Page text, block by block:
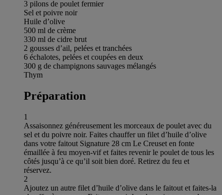
3 pilons de poulet fermier
Sel et poivre noir
Huile d’olive
500 ml de crème
330 ml de cidre brut
2 gousses d’ail, pelées et tranchées
6 échalotes, pelées et coupées en deux
300 g de champignons sauvages mélangés
Thym
Préparation
1
Assaisonnez généreusement les morceaux de poulet avec du
sel et du poivre noir. Faites chauffer un filet d’huile d’olive
dans votre faitout Signature 28 cm Le Creuset en fonte
émaillée à feu moyen-vif et faites revenir le poulet de tous les
côtés jusqu’à ce qu’il soit bien doré. Retirez du feu et
réservez.
2
Ajoutez un autre filet d’huile d’olive dans le faitout et faites-la